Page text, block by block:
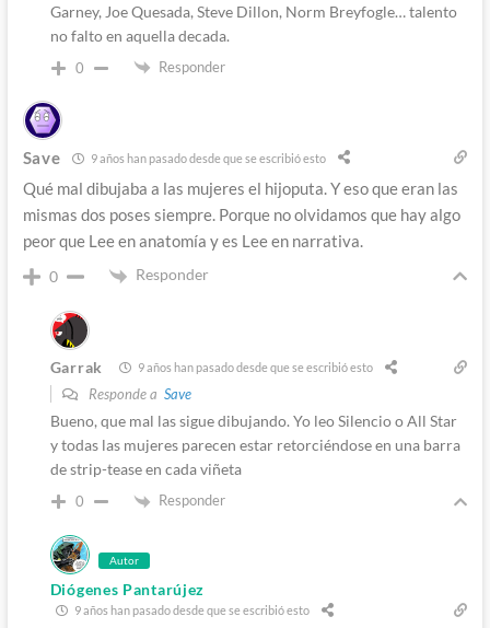
Garney, Joe Quesada, Steve Dillon, Norm Breyfogle… talento
no falto en aquella decada.
0 Responder
Save 9 años han pasado desde que se escribió esto
Qué mal dibujaba a las mujeres el hijoputa. Y eso que eran las
mismas dos poses siempre. Porque no olvidamos que hay algo
peor que Lee en anatomía y es Lee en narrativa.
0 Responder
Garrak 9 años han pasado desde que se escribió esto
Responde a Save
Bueno, que mal las sigue dibujando. Yo leo Silencio o All Star
y todas las mujeres parecen estar retorciéndose en una barra
de strip-tease en cada viñeta
0 Responder
Autor
Diógenes Pantarújez
9 años han pasado desde que se escribió esto